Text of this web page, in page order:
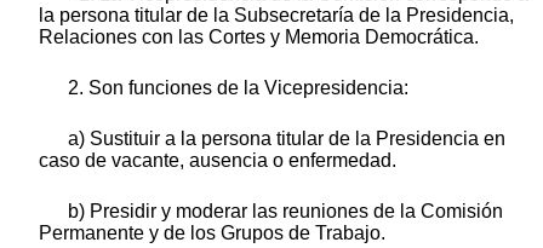
la persona titular de la Subsecretaría de la Presidencia,
Relaciones con las Cortes y Memoria Democrática.
2. Son funciones de la Vicepresidencia:
a) Sustituir a la persona titular de la Presidencia en
caso de vacante, ausencia o enfermedad.
b) Presidir y moderar las reuniones de la Comisión
Permanente y de los Grupos de Trabajo.